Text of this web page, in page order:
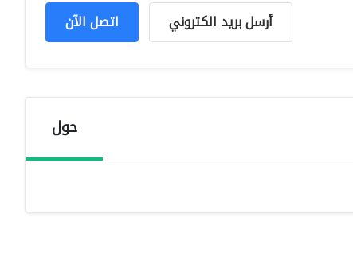
اتصل الآن أرسل بريد الكتروني
حول